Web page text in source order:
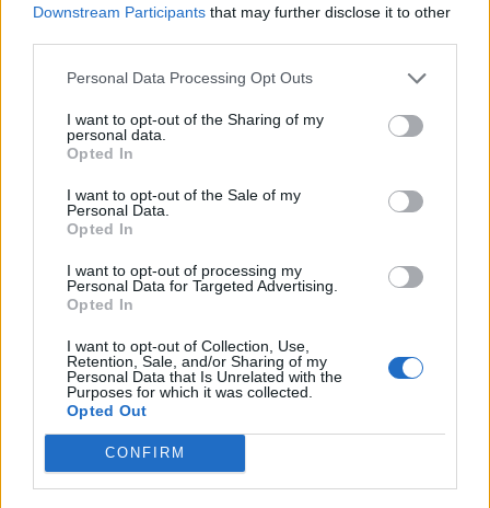
Downstream Participants that may further disclose it to other
Personal Data Processing Opt Outs
I want to opt-out of the Sharing of my
personal data.
Opted In
I want to opt-out of the Sale of my
Personal Data.
Opted In
I want to opt-out of processing my
Personal Data for Targeted Advertising.
Opted In
I want to opt-out of Collection, Use,
Retention, Sale, and/or Sharing of my
Personal Data that Is Unrelated with the
Purposes for which it was collected.
Opted Out
CONFIRM
Pedig szóltam… – Miért nem hiszünk a
A legidegesítőbb kifejezések laza
gyűjteménye
Elyna Robbs: Adéle és az örökölt árnyak
A világ legismertebb ruhái